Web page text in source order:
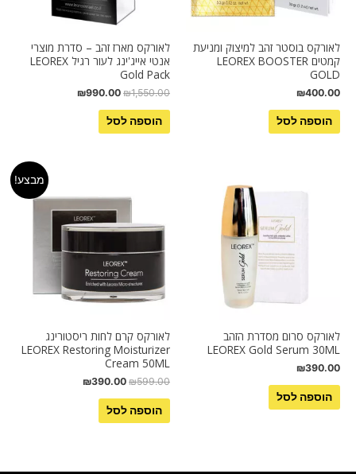
לאורקס בוסטר זהב למיצוק ומניעת
קמטים LEOREX BOOSTER
GOLD
₪400.00
הוספה לסל
לאורקס מארז זהב – סדרת מוצרי
אנטי אייג'ינג לעור רגיל LEOREX
Gold Pack
₪1,550.00
₪990.00
הוספה לסל
לאורקס סרום מסדרת הזהב
LEOREX Gold Serum 30ML
₪390.00
הוספה לסל
מבצע!
לאורקס קרם לחות ריסטורינג
LEOREX Restoring Moisturizer
Cream 50ML
₪599.00
₪390.00
הוספה לסל